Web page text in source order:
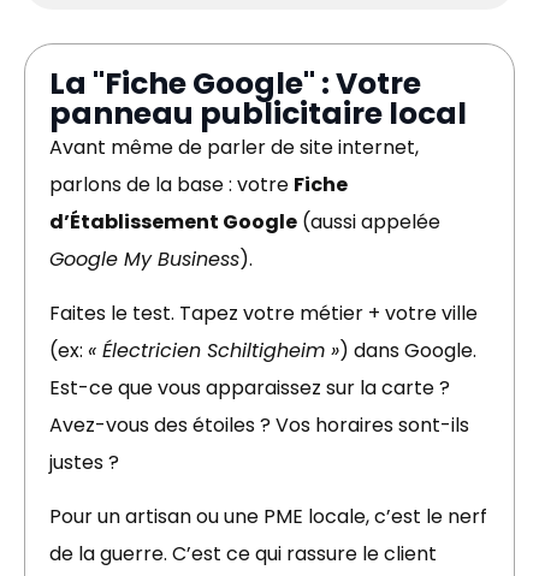
La "Fiche Google" : Votre
panneau publicitaire local
Avant même de parler de site internet,
parlons de la base : votre Fiche
d’Établissement Google (aussi appelée
Google My Business).
Faites le test. Tapez votre métier + votre ville
(ex: « Électricien Schiltigheim ») dans Google.
Est-ce que vous apparaissez sur la carte ?
Avez-vous des étoiles ? Vos horaires sont-ils
justes ?
Pour un artisan ou une PME locale, c’est le nerf
de la guerre. C’est ce qui rassure le client